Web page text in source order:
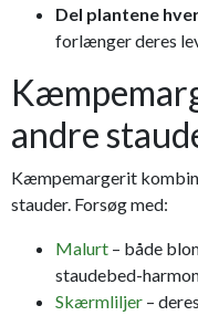
Del plantene
forlænger deres
andre
Kæmpemargerit
stauder. Forsøg med:
Malurt – både
staudebed-
Skærmliljer –